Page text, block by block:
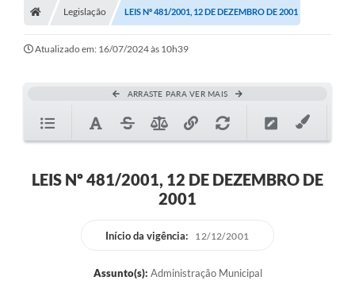
Legislação LEIS Nº 481/2001, 12 DE DEZEMBRO DE 2001
Atualizado em: 16/07/2024 às 10h39
ARRASTE PARA VER MAIS
LEIS Nº 481/2001, 12 DE DEZEMBRO DE
2001
Início da vigência: 12/12/2001
Assunto(s): Administração Municipal